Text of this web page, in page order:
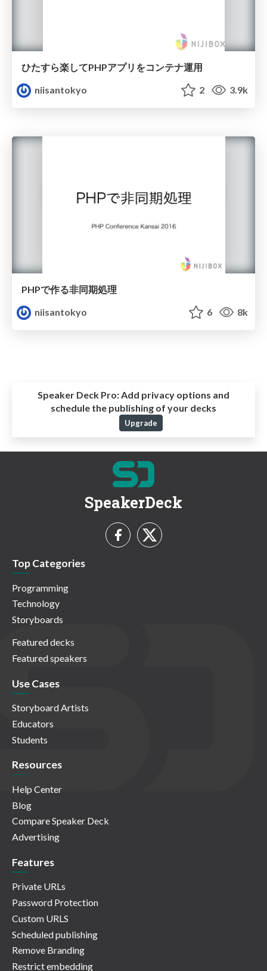
ひたすら楽してPHPアプリをコンテナ運用
niisantokyo
2 3.9k
PHPで作る非同期処理
niisantokyo
6 8k
Speaker Deck Pro:Add privacy options and
schedule the publishing of your decks
Upgrade
SpeakerDeck
Top Categories
Programming
Technology
Storyboards
Featured decks
Featured speakers
Use Cases
Storyboard Artists
Educators
Students
Resources
Help Center
Blog
Compare Speaker Deck
Advertising
Features
Private URLs
Password Protection
Custom URLS
Scheduled publishing
Remove Branding
Restrict embedding